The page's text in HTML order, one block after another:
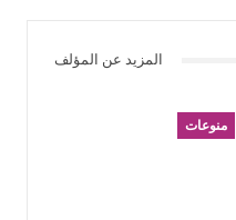
المزيد عن المؤلف
منوعات